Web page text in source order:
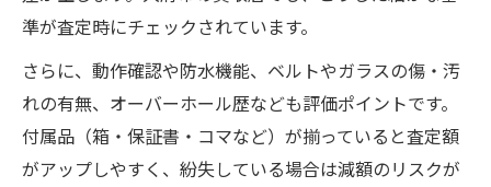
準が査定時にチェックされています。
さらに、動作確認や防水機能、ベルトやガラスの傷・汚
れの有無、オーバーホール歴なども評価ポイントです。
付属品（箱・保証書・コマなど）が揃っていると査定額
がアップしやすく、紛失している場合は減額のリスクが